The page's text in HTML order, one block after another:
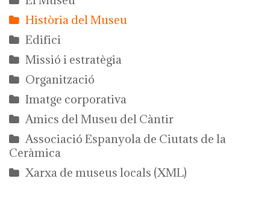
Història del Museu
Edifici
Missió i estratègia
Organització
Imatge corporativa
Amics del Museu del Càntir
Associació Espanyola de Ciutats de la
Ceràmica
Xarxa de museus locals (XML)